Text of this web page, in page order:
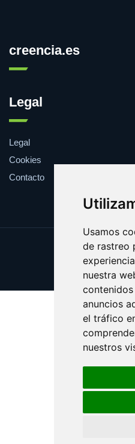
Usamos
de rastreo
nuestra
anuncios
el tráfico
nuestros
creencia.es
Legal
Legal
Cookies
Contacto
Update
Copyright ©